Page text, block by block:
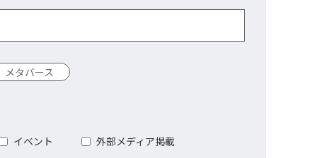
メタバース
イベント 外部メディア掲載